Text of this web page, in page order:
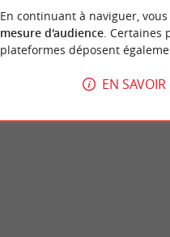
En continuant à naviguer,
mesure d'audience. Certaines
plateformes déposent
EN SAVOIR